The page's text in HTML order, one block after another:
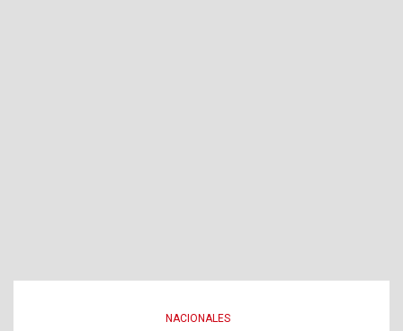
NACIONALES